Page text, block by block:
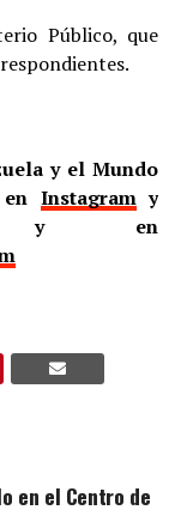
Público, que
y el Mundo
Instagramy
en
en el Centro de